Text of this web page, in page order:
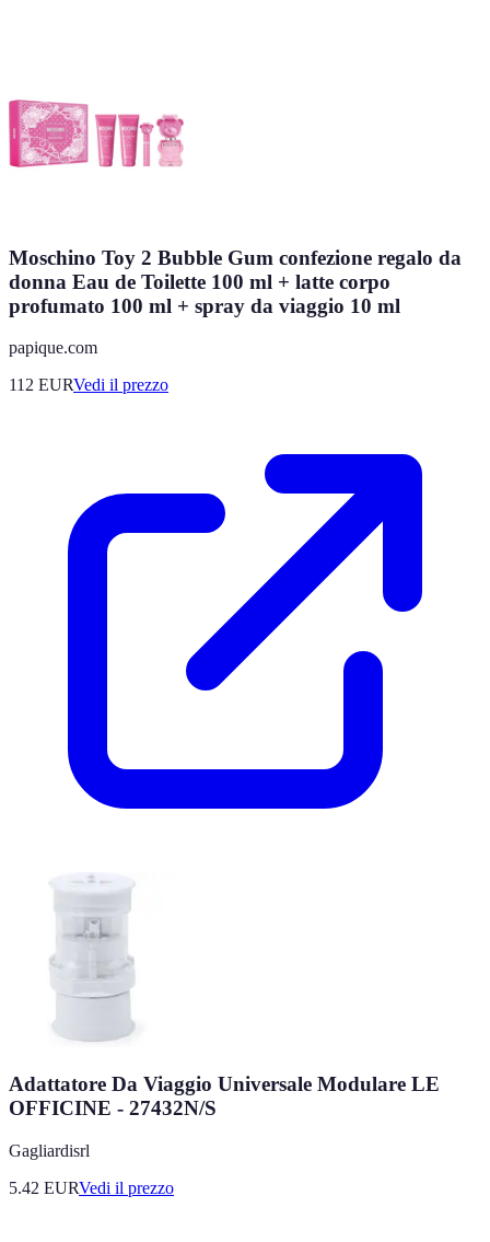
Moschino Toy 2 Bubble Gum confezione regalo da
donna Eau de Toilette 100 ml + latte corpo
profumato 100 ml + spray da viaggio 10 ml
papique.com
112 EURVedi il prezzo
Adattatore Da Viaggio Universale Modulare LE
OFFICINE - 27432N/S
Gagliardisrl
5.42 EURVedi il prezzo